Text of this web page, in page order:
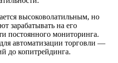
высоковолатильным, но
зарабатывать на его
постоянного мониторинга.
автоматизации торговли —
до копитрейдинга.